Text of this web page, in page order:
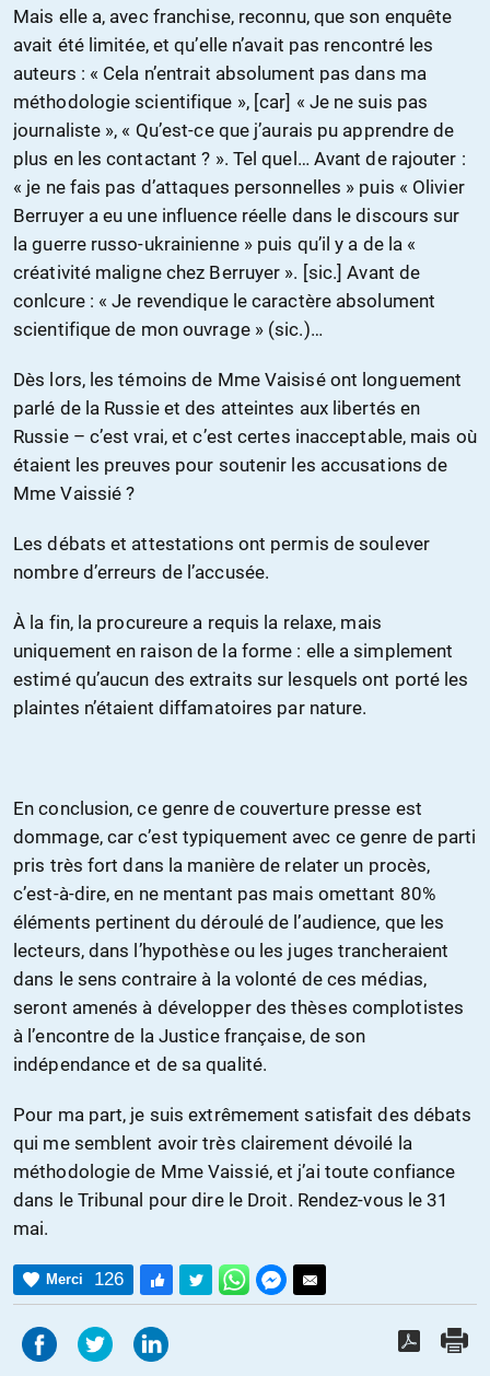
Mais elle a, avec franchise, reconnu, que son enquête
avait été limitée, et qu’elle n’avait pas rencontré les
auteurs : « Cela n’entrait absolument pas dans ma
méthodologie scientifique », [car] « Je ne suis pas
journaliste », « Qu’est-ce que j’aurais pu apprendre de
plus en les contactant ? ». Tel quel… Avant de rajouter :
« je ne fais pas d’attaques personnelles » puis « Olivier
Berruyer a eu une influence réelle dans le discours sur
la guerre russo-ukrainienne » puis qu’il y a de la «
créativité maligne chez Berruyer ». [sic.] Avant de
conlcure : « Je revendique le caractère absolument
scientifique de mon ouvrage » (sic.)…
Dès lors, les témoins de Mme Vaisisé ont longuement
parlé de la Russie et des atteintes aux libertés en
Russie – c’est vrai, et c’est certes inacceptable, mais où
étaient les preuves pour soutenir les accusations de
Mme Vaissié ?
Les débats et attestations ont permis de soulever
nombre d’erreurs de l’accusée.
À la fin, la procureure a requis la relaxe, mais
uniquement en raison de la forme : elle a simplement
estimé qu’aucun des extraits sur lesquels ont porté les
plaintes n’étaient diffamatoires par nature.
En conclusion, ce genre de couverture presse est
dommage, car c’est typiquement avec ce genre de parti
pris très fort dans la manière de relater un procès,
c’est-à-dire, en ne mentant pas mais omettant 80%
éléments pertinent du déroulé de l’audience, que les
lecteurs, dans l’hypothèse ou les juges trancheraient
dans le sens contraire à la volonté de ces médias,
seront amenés à développer des thèses complotistes
à l’encontre de la Justice française, de son
indépendance et de sa qualité.
Pour ma part, je suis extrêmement satisfait des débats
qui me semblent avoir très clairement dévoilé la
méthodologie de Mme Vaissié, et j’ai toute confiance
dans le Tribunal pour dire le Droit. Rendez-vous le 31
mai.
Merci 126